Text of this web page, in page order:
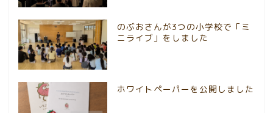
のぶおさんが3つの小学校で「ミ
ニライブ」をしました
ホワイトペーパーを公開しました